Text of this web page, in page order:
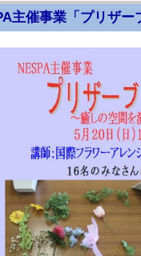
主催事業「プリザ